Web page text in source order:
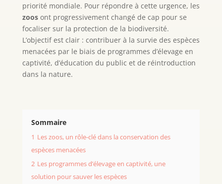
priorité mondiale. Pour répondre à cette urgence, les
zoosont progressivement changé de cap pour se
focaliser sur la protection de la biodiversité.
L’objectif est clair : contribuer à la survie des espèces
menacées par le biais de programmes d’élevage en
captivité, d’éducation du public et de réintroduction
dans la nature.
Sommaire
1 Les zoos, un rôle-clé dans la conservation des
espèces menacées
2 Les programmes d’élevage en captivité, une
solution pour sauver les espèces